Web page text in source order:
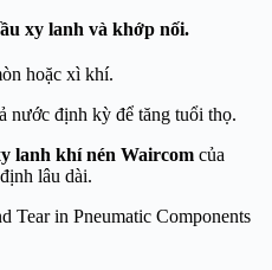
xy lanh và khớp nối.
hoặc xì khí.
nước định kỳ để tăng tuổi thọ.
lanh khí nén Waircom của
lâu dài.